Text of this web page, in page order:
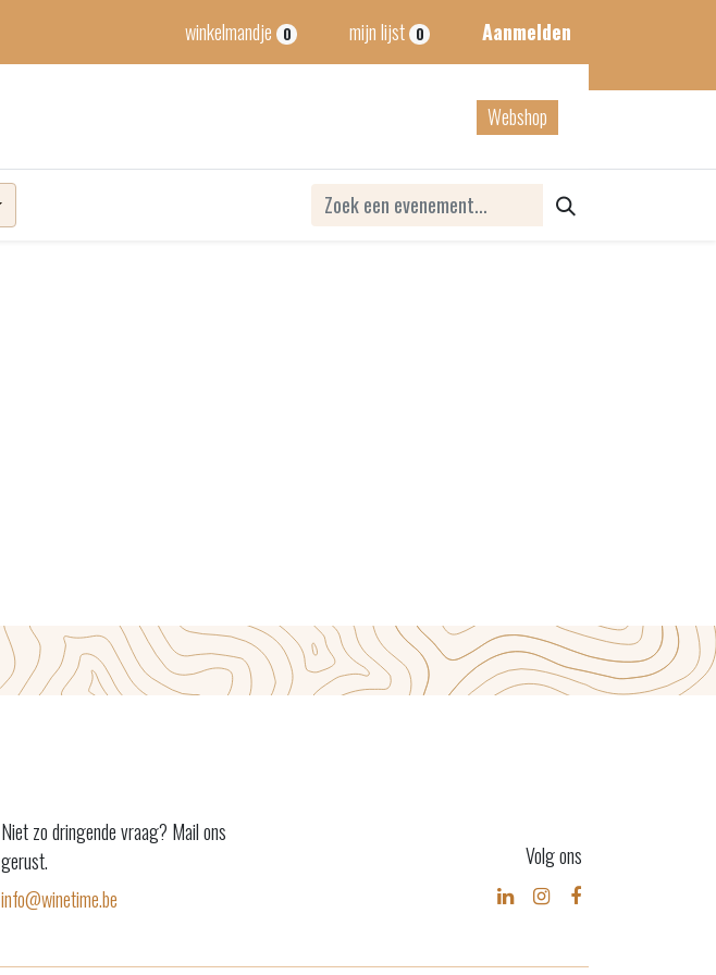
winkelmandje 0 mijn lijst 0 Aanmelden
Webshop
Niet zo dringende vraag? Mail ons
gerust.
info@winetime.be
Volg ons